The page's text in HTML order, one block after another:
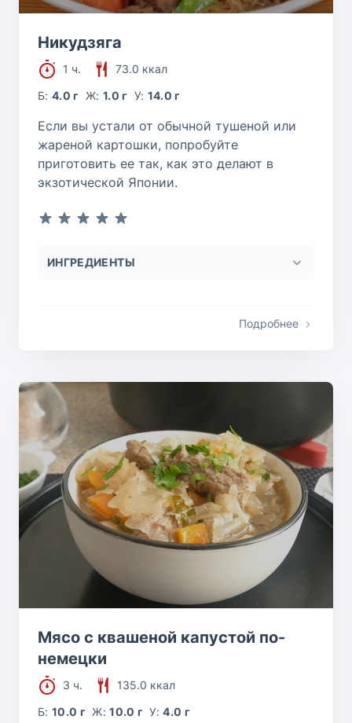
Никудзяга
1 ч.
73.0 ккал
Б:4.0 г Ж: 1.0 г У: 14.0 г
Если вы устали от обычной тушеной или
жареной картошки, попробуйте
приготовить ее так, как это делают в
экзотической Японии.
ИНГРЕДИЕНТЫ
Подробнее
Мясо с квашеной капустой по-
немецки
3 ч.
135.0 ккал
Б:10.0 г Ж:10.0 г У:4.0 г